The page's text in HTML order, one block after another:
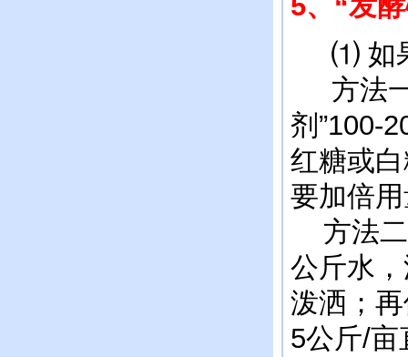
⑴ 如果
方法一
剂”100-
红糖或
要加倍
方法二
公斤水
泼洒；
5公斤/亩